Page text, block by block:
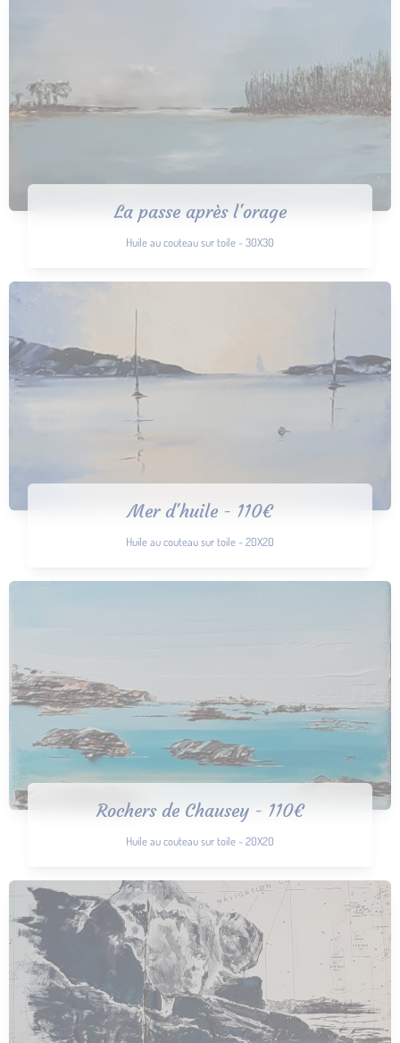
La passe après l'orage
Huile au couteau sur toile - 30X30
Mer d'huile - 110€
Huile au couteau sur toile - 20X20
Rochers de Chausey - 110€
Huile au couteau sur toile - 20X20